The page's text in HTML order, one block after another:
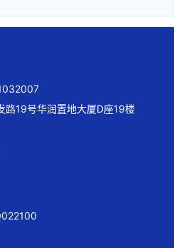
路19号华润置地大厦D座19楼